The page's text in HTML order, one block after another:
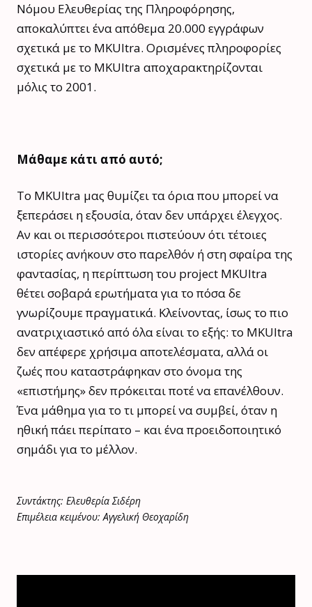
Νόμου Ελευθερίας της Πληροφόρησης,
αποκαλύπτει ένα απόθεμα 20.000 εγγράφων
σχετικά με το MKUltra. Ορισμένες πληροφορίες
σχετικά με το MKUltra αποχαρακτηρίζονται
μόλις το 2001.
Μάθαμε κάτι από αυτό;
Το MKUltra μας θυμίζει τα όρια που μπορεί να
ξεπεράσει η εξουσία, όταν δεν υπάρχει έλεγχος.
Αν και οι περισσότεροι πιστεύουν ότι τέτοιες
ιστορίες ανήκουν στο παρελθόν ή στη σφαίρα της
φαντασίας, η περίπτωση του project MKUltra
θέτει σοβαρά ερωτήματα για το πόσα δε
γνωρίζουμε πραγματικά. Κλείνοντας, ίσως το πιο
ανατριχιαστικό από όλα είναι το εξής: το MKUltra
δεν απέφερε χρήσιμα αποτελέσματα, αλλά οι
ζωές που καταστράφηκαν στο όνομα της
«επιστήμης» δεν πρόκειται ποτέ να επανέλθουν.
Ένα μάθημα για το τι μπορεί να συμβεί, όταν η
ηθική πάει περίπατο – και ένα προειδοποιητικό
σημάδι για το μέλλον.
Συντάκτης: Ελευθερία Σιδέρη
Επιμέλεια κειμένου: Αγγελική Θεοχαρίδη